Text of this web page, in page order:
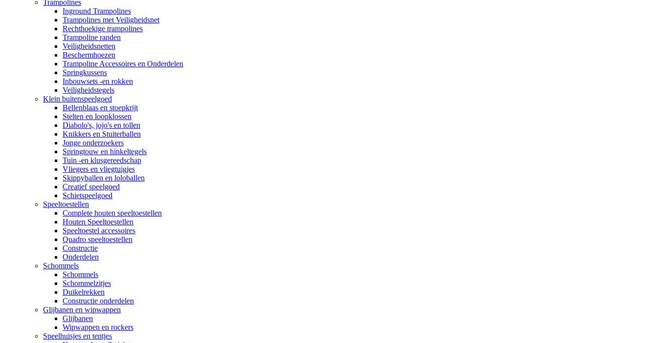
Trampolines
Inground Trampolines
Trampolines met Veiligheidsnet
Rechthoekige trampolines
Trampoline randen
Veiligheidsnetten
Beschermhoezen
Trampoline Accessoires en Onderdelen
Springkussens
Inbouwsets -en rokken
Veiligheidstegels
Klein buitenspeelgoed
Bellenblaas en stoepkrijt
Stelten en loopklossen
Diabolo's, jojo's en tollen
Knikkers en Stuiterballen
Jonge onderzoekers
Springtouw en hinkeltegels
Tuin -en klusgereedschap
Vliegers en vliegtuigjes
Skippyballen en loloballen
Creatief speelgoed
Schietspeelgoed
Speeltoestellen
Complete houten speeltoestellen
Houten Speeltoestellen
Speeltoestel accessoires
Quadro speeltoestellen
Constructie
Onderdelen
Schommels
Schommels
Schommelzitjes
Duikelrekken
Constructie onderdelen
Glijbanen en wipwappen
Glijbanen
Wipwappen en rockers
Speelhuisjes en tentjes